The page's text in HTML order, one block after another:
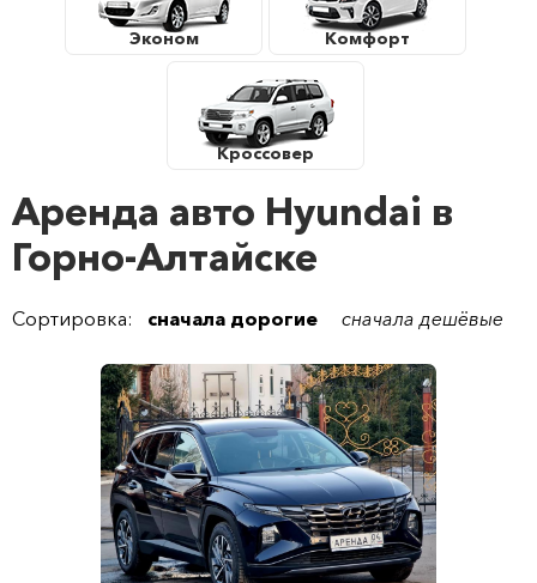
Эконом Комфорт
Кроссовер
Аренда авто Hyundai в
Горно-Алтайске
Сортировка: сначала дорогие сначала дешёвые